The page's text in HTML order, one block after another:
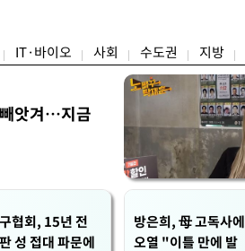
IT·바이오 사회 수도권 지방
앗겨…지금
협회, 15년 전
성 접대 파문에
방은희, 母 고독사에
오열 "이틀 만에 발